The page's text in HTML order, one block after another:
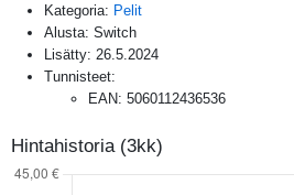
Kategoria: Pelit
Alusta: Switch
Lisätty: 26.5.2024
Tunnisteet:
EAN: 5060112436536
Hintahistoria (3kk)